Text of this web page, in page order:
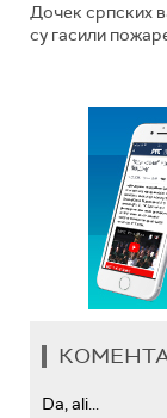
Дочек српских
су гасили
Da, ali...